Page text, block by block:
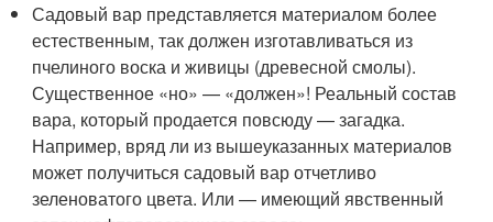
Садовый вар представляется материалом более
естественным, так должен изготавливаться из
пчелиного воска и живицы (древесной смолы).
Существенное «но» — «должен»! Реальный состав
вара, который продается повсюду — загадка.
Например, вряд ли из вышеуказанных материалов
может получиться садовый вар отчетливо
зеленоватого цвета. Или — имеющий явственный